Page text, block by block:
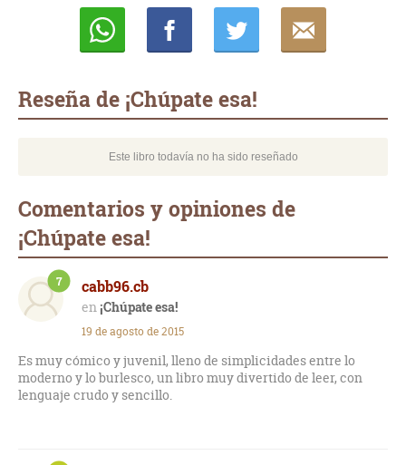
Reseña de ¡Chúpate esa!
Este libro todavía no ha sido reseñado
Comentarios y opiniones de
¡Chúpate esa!
cabb96.cb
¡Chúpate esa!
7
19 de agosto de 2015
Es muy cómico y juvenil, lleno de simplicidades entre lo
moderno y lo burlesco, un libro muy divertido de leer, con
lenguaje crudo y sencillo.